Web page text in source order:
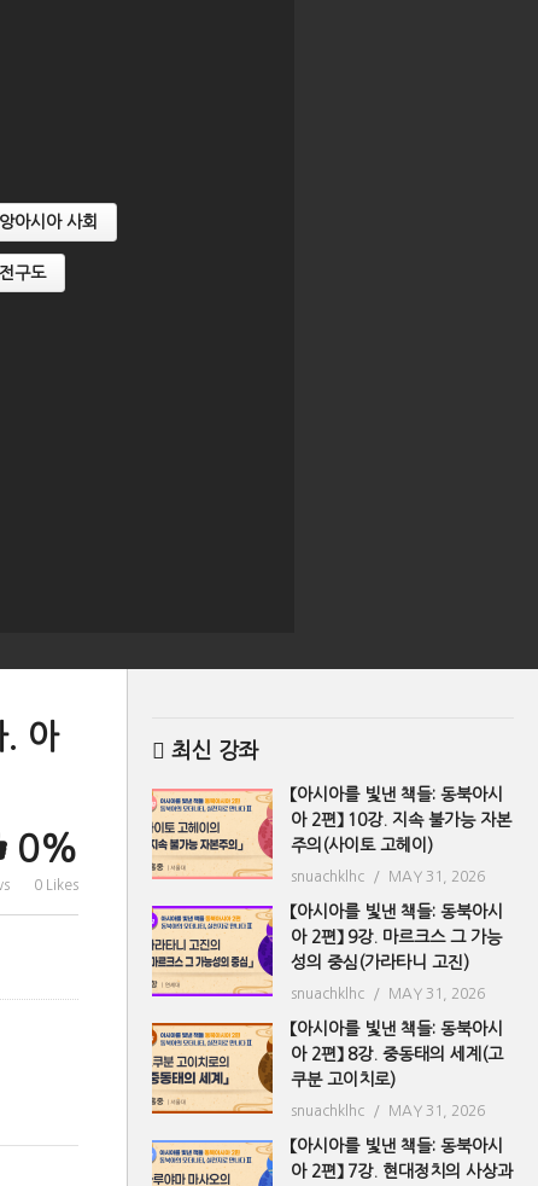
아시아 사회
구도
. 아
0%
0 Likes
최신 강좌
【아시아를 빛낸 책들: 동북아시
아 2편】 10강. 지속 불가능 자본
주의(사이토 고헤이)
snuachklhc MAY 31, 2026
【아시아를 빛낸 책들: 동북아시
아 2편】 9강. 마르크스 그 가능
성의 중심(가라타니 고진)
snuachklhc MAY 31, 2026
【아시아를 빛낸 책들: 동북아시
아 2편】 8강. 중동태의 세계(고
쿠분 고이치로)
snuachklhc MAY 31, 2026
【아시아를 빛낸 책들: 동북아시
아 2편】 7강. 현대정치의 사상과